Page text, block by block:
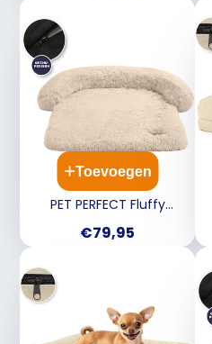
Toevoegen
PET PERFECT Fluffy
- XXL
Prijs
€79,95